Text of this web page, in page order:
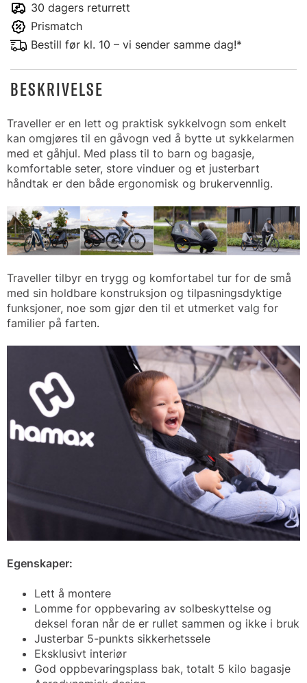
30 dagers returrett
Prismatch
Bestill før kl. 10 – vi sender samme dag!*
BESKRIVELSE
Traveller er en lett og praktisk sykkelvogn som enkelt
kan omgjøres til en gåvogn ved å bytte ut sykkelarmen
med et gåhjul. Med plass til to barn og bagasje,
komfortable seter, store vinduer og et justerbart
håndtak er den både ergonomisk og brukervennlig.
Traveller tilbyr en trygg og komfortabel tur for de små
med sin holdbare konstruksjon og tilpasningsdyktige
funksjoner, noe som gjør den til et utmerket valg for
familier på farten.
Egenskaper:
Lett å montere
Lomme for oppbevaring av solbeskyttelse og
deksel foran når de er rullet sammen og ikke i bruk
Justerbar 5-punkts sikkerhetssele
Eksklusivt interiør
God oppbevaringsplass bak, totalt 5 kilo bagasje